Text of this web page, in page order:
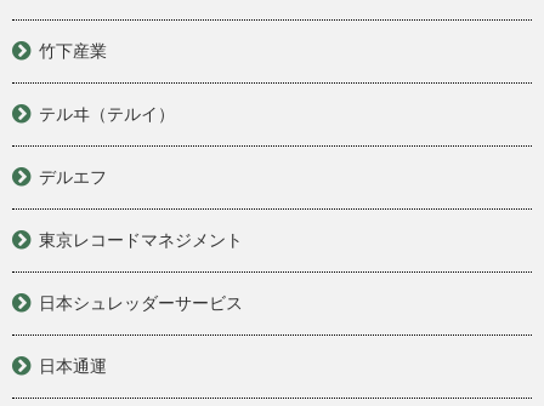
竹下産業
テルヰ（テルイ）
デルエフ
東京レコードマネジメント
日本シュレッダーサービス
日本通運